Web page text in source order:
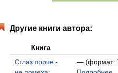
Другие книги автора:
Книга
Сглаз порче -
— (формат: